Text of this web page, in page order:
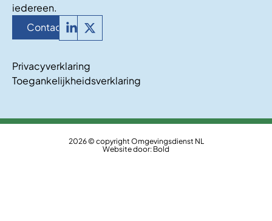
iedereen.
Contact
Privacyverklaring
Toegankelijkheidsverklaring
2026 © copyright Omgevingsdienst NL
Website door: Bold